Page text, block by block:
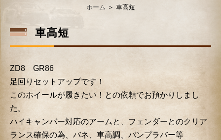
ホーム ＞ 車高短
車高短
ZD8 GR86
足回りセットアップです！
このホイールが履きたい！との依頼でお預かりしまし
た。
ハイキャンバー対応のアームと、フェンダーとのクリア
ランス確保の為、バネ、車高調、バンプラバー等